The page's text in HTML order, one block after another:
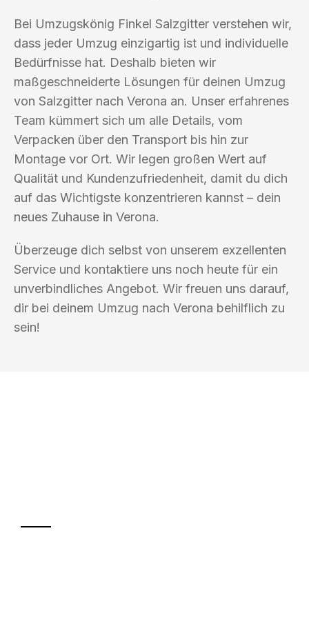
Bei Umzugskönig Finkel Salzgitter verstehen wir,
dass jeder Umzug einzigartig ist und individuelle
Bedürfnisse hat. Deshalb bieten wir
maßgeschneiderte Lösungen für deinen Umzug
von Salzgitter nach Verona an. Unser erfahrenes
Team kümmert sich um alle Details, vom
Verpacken über den Transport bis hin zur
Montage vor Ort. Wir legen großen Wert auf
Qualität und Kundenzufriedenheit, damit du dich
auf das Wichtigste konzentrieren kannst – dein
neues Zuhause in Verona.
Überzeuge dich selbst von unserem exzellenten
Service und kontaktiere uns noch heute für ein
unverbindliches Angebot. Wir freuen uns darauf,
dir bei deinem Umzug nach Verona behilflich zu
sein!